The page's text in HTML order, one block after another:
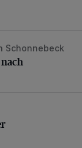
nach
Schonnebeck
aufgestanden“